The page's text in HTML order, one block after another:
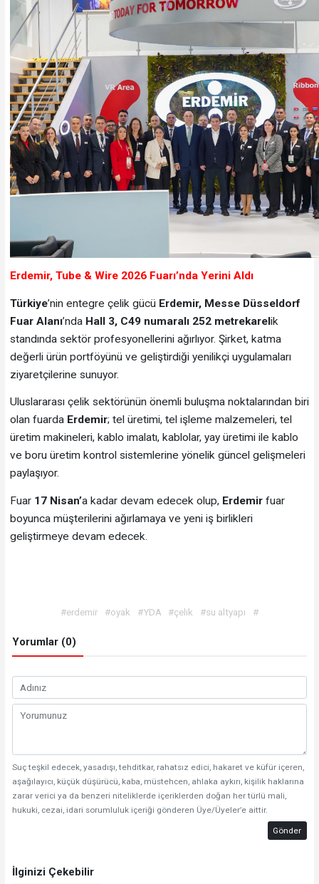
Erdemir, Tube & Wire 2026 Fuarı’nda Yerini Aldı
Türkiye’nin entegre çelik gücü Erdemir, Messe Düsseldorf
Fuar Alanı’nda Hall 3, C49 numaralı 252 metrekarelik
standında sektör profesyonellerini ağırlıyor. Şirket, katma
değerli ürün portföyünü ve geliştirdiği yenilikçi uygulamaları
ziyaretçilerine sunuyor.
Uluslararası çelik sektörünün önemli buluşma noktalarından biri
olan fuardaErdemir; tel üretimi, tel işleme malzemeleri, tel
üretim makineleri, kablo imalatı, kablolar, yay üretimi ile kablo
ve boru üretim kontrol sistemlerine yönelik güncel gelişmeleri
paylaşıyor.
Fuar 17 Nisan’a kadar devam edecek olup,Erdemirfuar
boyunca müşterilerini ağırlamaya ve yeni iş birlikleri
geliştirmeye devam edecek.
#erdemir #oyak #YDA #çelik #su altyapı #
Yorumlar (0)
Suç teşkil edecek, yasadışı, tehditkar, rahatsız edici, hakaret ve küfür içeren,
aşağılayıcı, küçük düşürücü, kaba, müstehcen, ahlaka aykırı, kişilik haklarına
zarar verici ya da benzeri niteliklerde içeriklerden doğan her türlü mali,
hukuki, cezai, idari sorumluluk içeriği gönderen Üye/Üyeler’e aittir.
Gönder
İlginizi Çekebilir